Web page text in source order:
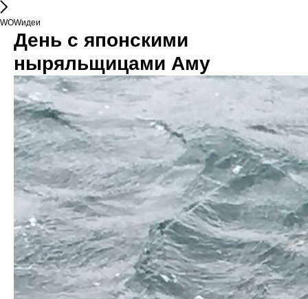
WOWидеи
День с японскими
ныряльщицами Аму